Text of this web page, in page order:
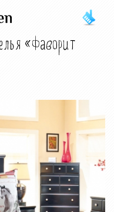
«Фаворит